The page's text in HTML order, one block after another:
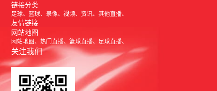
链接分类
足球 篮球 录像 视频 资讯 其他直播
友情链接
网站地图
网站地图 热门直播 篮球直播 足球直播
关注我们